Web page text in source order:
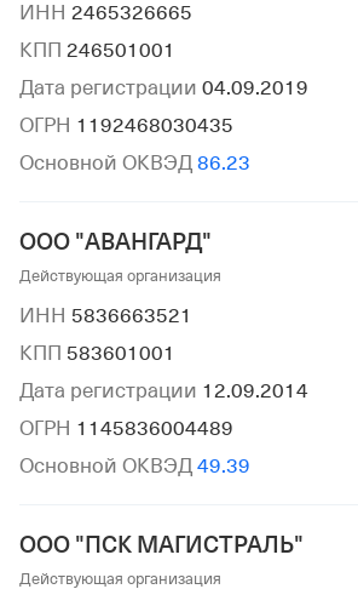
ИНН 2465326665
КПП 246501001
Дата регистрации 04.09.2019
ОГРН 1192468030435
Основной ОКВЭД 86.23
ООО "АВАНГАРД"
Действующая организация
ИНН 5836663521
КПП 583601001
Дата регистрации 12.09.2014
ОГРН 1145836004489
Основной ОКВЭД 49.39
ООО "ПСК МАГИСТРАЛЬ"
Действующая организация